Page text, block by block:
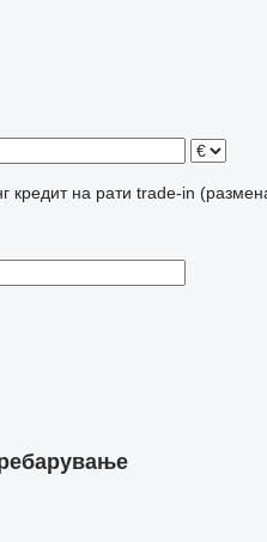
кредит на рати trade-in